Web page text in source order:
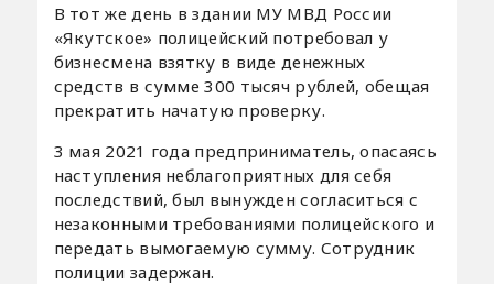
В тот же день в здании МУ МВД России
«Якутское» полицейский потребовал у
бизнесмена взятку в виде денежных
средств в сумме 300 тысяч рублей, обещая
прекратить начатую проверку.
3 мая 2021 года предприниматель, опасаясь
наступления неблагоприятных для себя
последствий, был вынужден согласиться с
незаконными требованиями полицейского и
передать вымогаемую сумму. Сотрудник
полиции задержан.